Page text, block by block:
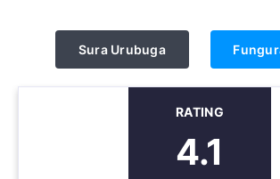
Sura Urubuga
RATING
4.1